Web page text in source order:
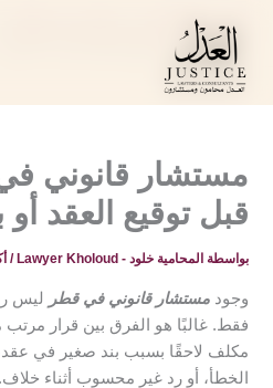
المحتوى
المدونة القانونية
للتواصل قبل توقيع العقد أو بدء النزاع
مستشار قانوني
قبل توقيع العقد أو
بواسطة المحامية خلود - Lawyer Kholoud /
وجودمستشار قانوني في قطر
ليس
فقط. غالبًا هو الفرق بين قرار مرتب
مكلف لاحقًا بسبب بند صغير في
الخطأ، أو رد غير محسوب أثناء خلاف.